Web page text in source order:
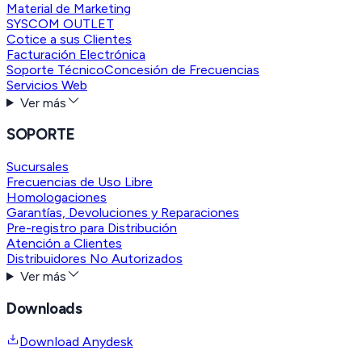
Material de Marketing
SYSCOM OUTLET
Cotice a sus Clientes
Facturación Electrónica
Soporte TécnicoConcesión de Frecuencias
Servicios Web
Ver más
SOPORTE
Sucursales
Frecuencias de Uso Libre
Homologaciones
Garantías, Devoluciones y Reparaciones
Pre-registro para Distribución
Atención a Clientes
Distribuidores No Autorizados
Ver más
Downloads
Download Anydesk